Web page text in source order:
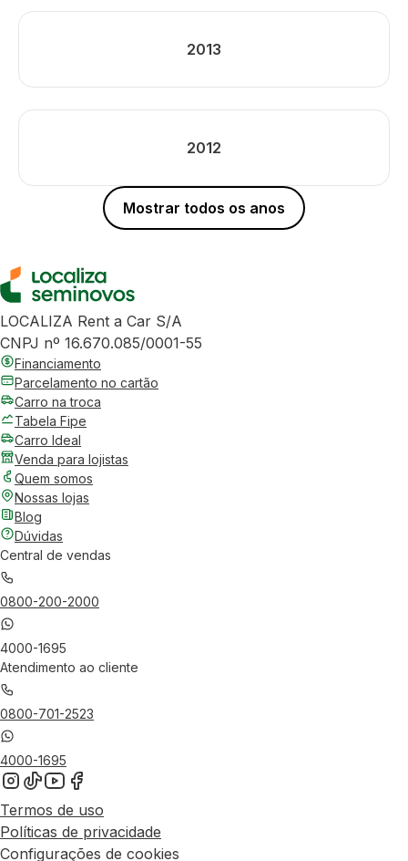
2013
2012
Mostrar todos os anos
LOCALIZA Rent a Car S/A
CNPJ nº 16.670.085/0001-55
Financiamento
Parcelamento no cartão
Carro na troca
Tabela Fipe
Carro Ideal
Venda para lojistas
Quem somos
Nossas lojas
Blog
Dúvidas
Central de vendas
0800-200-2000
4000-1695
Atendimento ao cliente
0800-701-2523
4000-1695
Termos de uso
Políticas de privacidade
Configurações de cookies